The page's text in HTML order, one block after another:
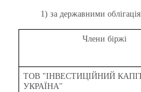
1) за державними
Члени біржі
ТОВ "ІНВЕСТИЦІЙНИЙ
УКРАЇНА"